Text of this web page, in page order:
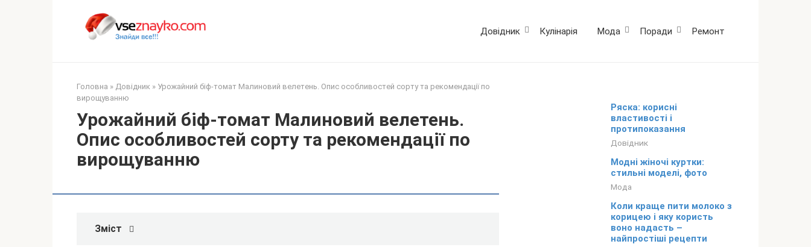
Довідник Кулінарія Мода Поради Ремонт
Головна » Довідник » Урожайний біф-томат Малиновий велетень. Опис особливостей сорту та рекомендації по
вирощуванню
Урожайний біф-томат Малиновий велетень.
Опис особливостей сорту та рекомендації по
вирощуванню
Зміст
Ряска: корисні
властивості і
протипоказання
Довідник
Модні жіночі куртки:
стильні моделі, фото
Мода
Коли краще пити молоко з
корицею і яку користь
воно надасть –
найпростіші рецепти